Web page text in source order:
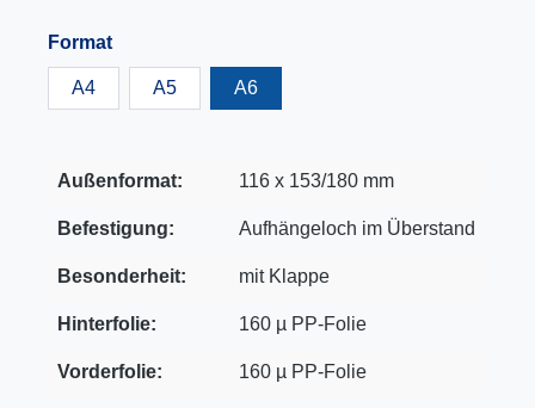
Format
A4 A5 A6
Außenformat: 116 x 153/180 mm
Befestigung: Aufhängeloch im Überstand
Besonderheit: mit Klappe
Hinterfolie: 160 µ PP-Folie
Vorderfolie: 160 µ PP-Folie